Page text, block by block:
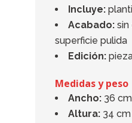
Incluye:
Acabado: sin
superficie pulida
Edición:
Medidas y peso
Ancho: 36 cm
Altura: 34 cm